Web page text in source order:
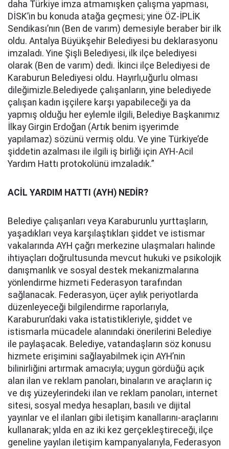
daha Türkiye imza atmamışken çalışma yapması,
DİSK’in bu konuda atağa geçmesi; yine ÖZ-İPLİK
Sendikası’nın (Ben de varım) demesiyle beraber bir ilk
oldu. Antalya Büyükşehir Belediyesi bu deklarasyonu
imzaladı. Yine Şişli Belediyesi, ilk ilçe belediyesi
olarak (Ben de varım) dedi. İkinci ilçe Belediyesi de
Karaburun Belediyesi oldu. Hayırlı,uğurlu olması
dileğimizle.Belediyede çalışanların, yine belediyede
çalışan kadın işçilere karşı yapabileceği ya da
yapmış olduğu her eylemle ilgili, Belediye Başkanımız
İlkay Girgin Erdoğan (Artık benim işyerimde
yapılamaz) sözünü vermiş oldu. Ve yine Türkiye’de
şiddetin azalması ile ilgili iş birliği için AYH-Acil
Yardım Hattı protokolünü imzaladık.”
ACİL YARDIM HATTI (AYH) NEDİR?
Belediye çalışanları veya Karaburunlu yurttaşların,
yaşadıkları veya karşılaştıkları şiddet ve istismar
vakalarında AYH çağrı merkezine ulaşmaları halinde
ihtiyaçları doğrultusunda mevcut hukuki ve psikolojik
danışmanlık ve sosyal destek mekanizmalarına
yönlendirme hizmeti Federasyon tarafından
sağlanacak. Federasyon, üçer aylık periyotlarda
düzenleyeceği bilgilendirme raporlarıyla,
Karaburun’daki vaka istatistikleriyle, şiddet ve
istismarla mücadele alanındaki önerilerini Belediye
ile paylaşacak. Belediye, vatandaşların söz konusu
hizmete erişimini sağlayabilmek için AYH’nin
bilinirliğini artırmak amacıyla; uygun gördüğü açık
alan ilan ve reklam panoları, binaların ve araçların iç
ve dış yüzeylerindeki ilan ve reklam panoları, internet
sitesi, sosyal medya hesapları, basılı ve dijital
yayınlar ve el ilanları gibi iletişim kanallarını-araçlarını
kullanarak; yılda en az iki kez gerçekleştireceği, ilçe
geneline yayılan iletişim kampanyalarıyla, Federasyon